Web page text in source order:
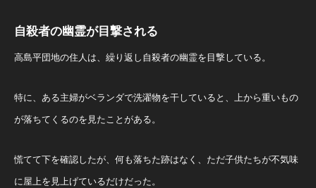
自殺者の幽霊が目撃される
高島平団地の住人は、繰り返し自殺者の幽霊を目撃している。
特に、ある主婦がベランダで洗濯物を干していると、上から重いもの
が落ちてくるのを見たことがある。
慌てて下を確認したが、何も落ちた跡はなく、ただ子供たちが不気味
に屋上を見上げているだけだった。